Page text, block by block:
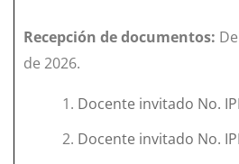
Recepción de documentos:
de 2026.
Docente invitado No.
Docente invitado No.